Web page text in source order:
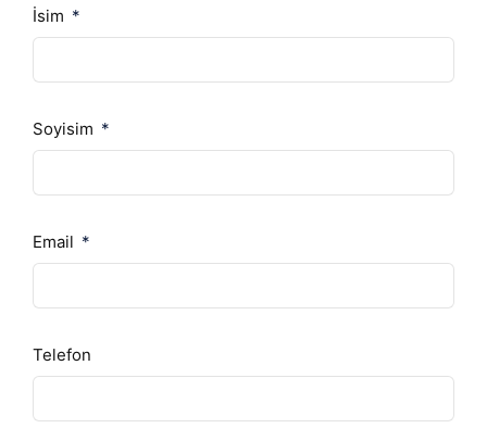
İsim
Soyisim
Email
Telefon